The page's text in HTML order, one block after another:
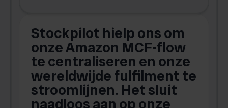
Stockpilot hielp ons om
onze Amazon MCF-flow
te centraliseren en onze
wereldwijde fulfilment te
stroomlijnen. Het sluit
naadloos aan op onze